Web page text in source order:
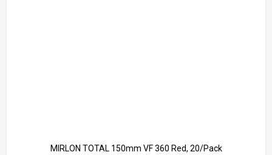
MIRLON TOTAL 150mm VF 360 Red, 20/Pack